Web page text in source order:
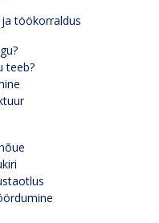
ja töökorraldus
teeb?